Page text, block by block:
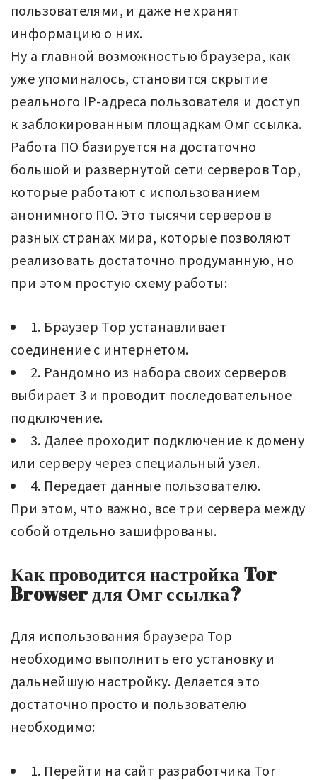
пользователями, и даже не хранят
информацию о них.
Ну а главной возможностью браузера, как
уже упоминалось, становится скрытие
реального IP-адреса пользователя и доступ
к заблокированным площадкам Омг ссылка.
Работа ПО базируется на достаточно
большой и развернутой сети серверов Тор,
которые работают с использованием
анонимного ПО. Это тысячи серверов в
разных странах мира, которые позволяют
реализовать достаточно продуманную, но
при этом простую схему работы:
1. Браузер Тор устанавливает
соединение с интернетом.
2. Рандомно из набора своих серверов
выбирает 3 и проводит последовательное
подключение.
3. Далее проходит подключение к домену
или серверу через специальный узел.
4. Передает данные пользователю.
При этом, что важно, все три сервера между
собой отдельно зашифрованы.
Как проводится настройка Tor
Browser для Омг ссылка?
Для использования браузера Тор
необходимо выполнить его установку и
дальнейшую настройку. Делается это
достаточно просто и пользователю
необходимо:
1. Перейти на сайт разработчика Tor